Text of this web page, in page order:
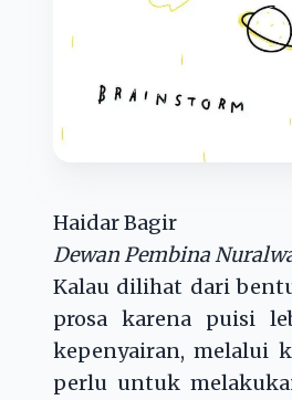
Haidar Bagir
Dewan Pembina
Kalau dilihat dari
prosa karena puisi
kepenyairan, melalui
perlu untuk